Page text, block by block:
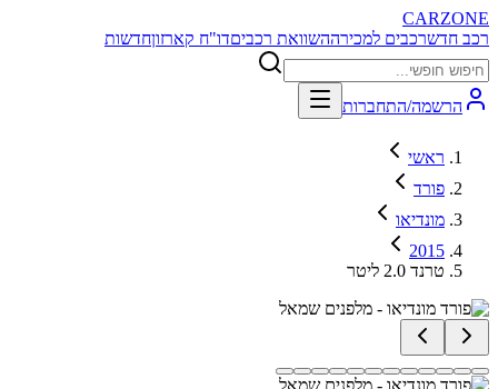
CARZONE
רכב חדשרכבים למכירההשוואת רכביםדו"ח קארזוןחדשות
הרשמה/התחברות
ראשי
פורד
מונדיאו
2015
טרנד 2.0 ליטר